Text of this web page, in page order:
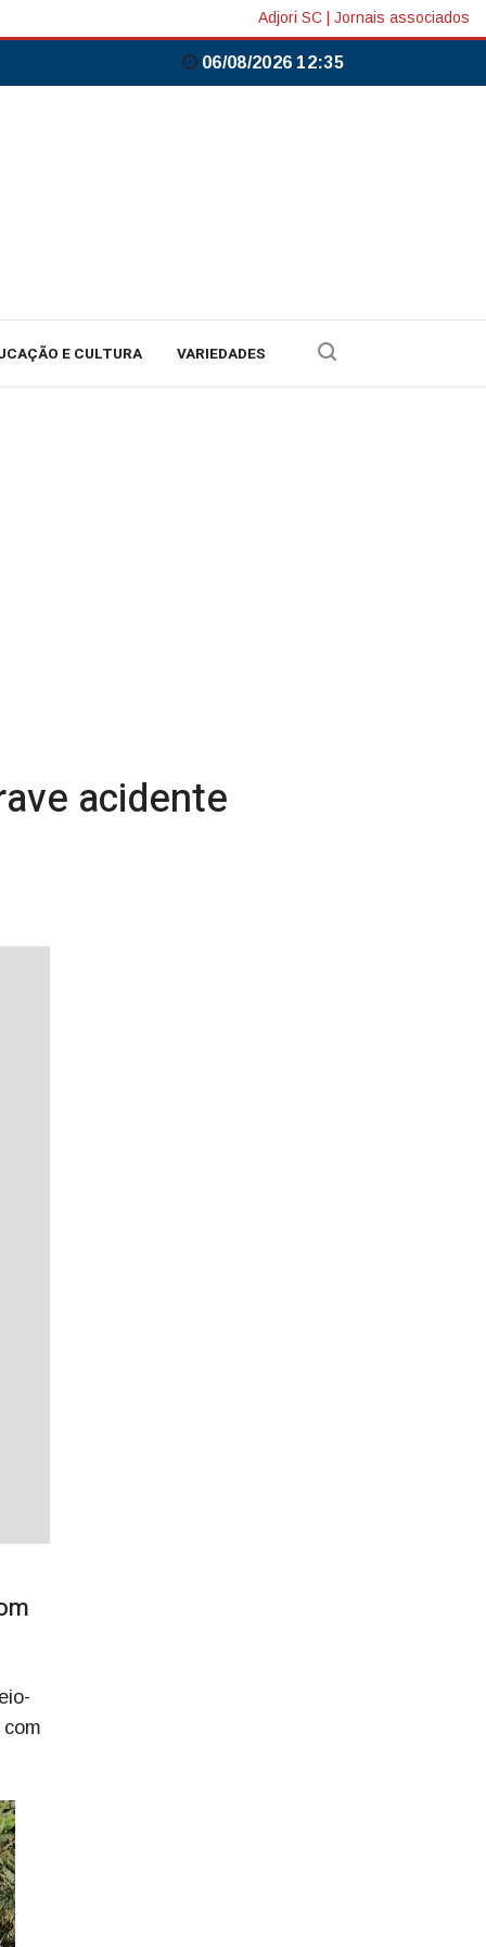
Adjori SC Jornais associados
06/08/2026 12:35
E CULTURA VARIEDADES
acidente